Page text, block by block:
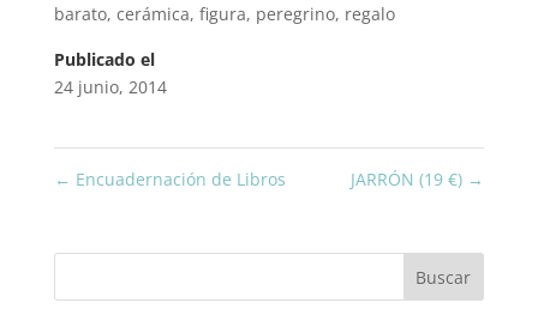
barato, cerámica, figura, peregrino, regalo
Publicado el
24 junio, 2014
← Encuadernación de Libros JARRÓN (19 €) →